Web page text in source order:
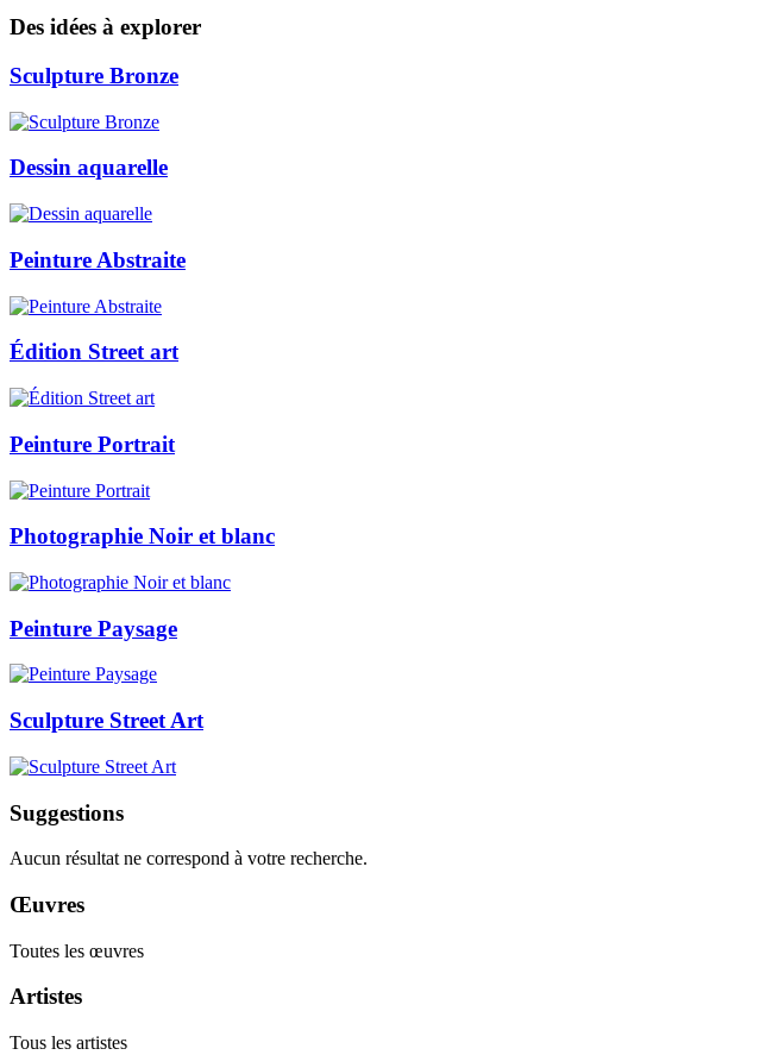
Des idées à explorer
Sculpture Bronze
Dessin aquarelle
Peinture Abstraite
Édition Street art
Peinture Portrait
Photographie Noir et blanc
Peinture Paysage
Sculpture Street Art
Suggestions
Aucun résultat ne correspond à votre recherche.
Œuvres
Toutes les œuvres
Artistes
Tous les artistes